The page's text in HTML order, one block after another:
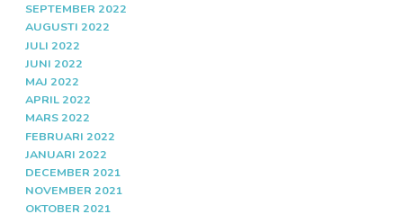
SEPTEMBER 2022
AUGUSTI 2022
JULI 2022
JUNI 2022
MAJ 2022
APRIL 2022
MARS 2022
FEBRUARI 2022
JANUARI 2022
DECEMBER 2021
NOVEMBER 2021
OKTOBER 2021